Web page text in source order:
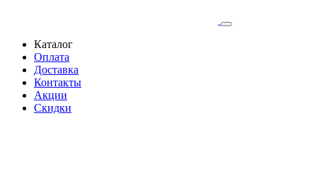
Каталог
Оплата
Доставка
Контакты
Акции
Скидки